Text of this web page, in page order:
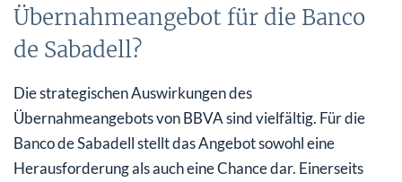
Übernahmeangebot für die Banco
de Sabadell?
Die strategischen Auswirkungen des
Übernahmeangebots von BBVA sind vielfältig. Für die
Banco de Sabadell stellt das Angebot sowohl eine
Herausforderung als auch eine Chance dar. Einerseits